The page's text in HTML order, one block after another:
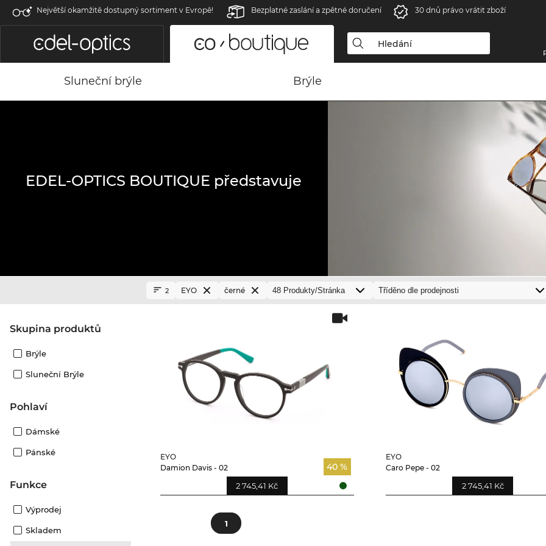
Největší okamžitě dostupný sortiment v Evropě! Bezplatné zaslání a zpětné doručení 30 dnů právo vrátit zboží
Sluneční brýle Brýle
EDEL-OPTICS BOUTIQUE představuje
Skupina produktů
Brýle
Sluneční Brýle
Pohlaví
Dámské
Pánské
Funkce
Výprodej
Skladem
2 EYO černé
EYO
Damion Davis - 02
40 %
2 745,41 Kč
EYO
Caro Pepe - 02
2 745,41 Kč
1